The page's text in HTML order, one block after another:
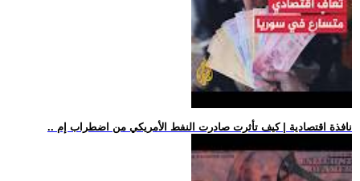
.. نافذة اقتصادية | كيف تأثرت صادرت النفط الأمريكي من اضطراب إم